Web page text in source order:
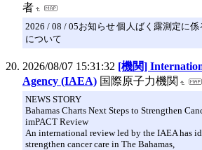
者
2026 / 08 / 05お知らせ 個人ばく露測定に
について
2026/08/07 15:31:32 [機関]
Agency (IAEA) 国際原子力機関
NEWS STORY
Bahamas Charts Next Steps to Strengthen
imPACT Review
An international review led by the IAEA has
strengthen cancer care in The Bahamas,